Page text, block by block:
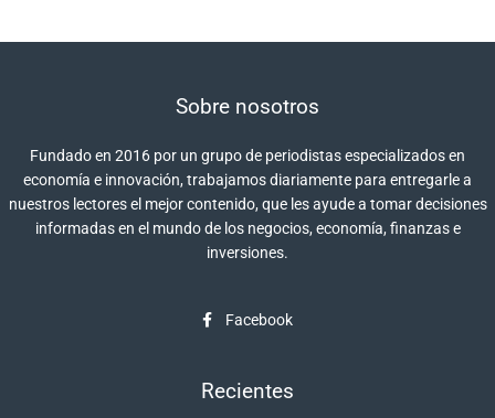
Sobre nosotros
Fundado en 2016 por un grupo de periodistas especializados en
economía e innovación, trabajamos diariamente para entregarle a
nuestros lectores el mejor contenido, que les ayude a tomar decisiones
informadas en el mundo de los negocios, economía, finanzas e
inversiones.
Facebook
Recientes